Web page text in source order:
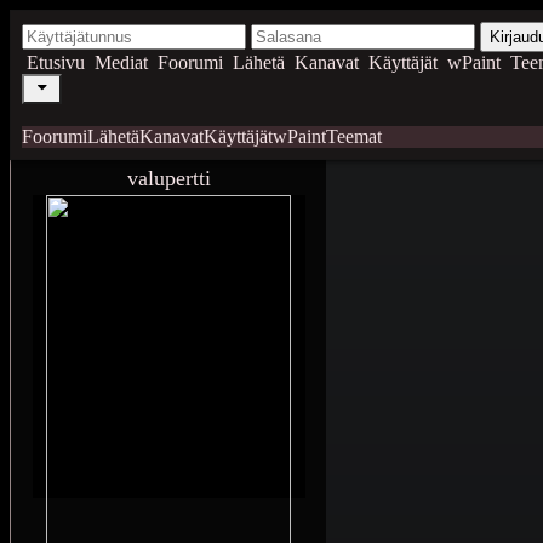
Etusivu Mediat Foorumi Lähetä Kanavat Käyttäjät wPaint
FoorumiLähetäKanavatKäyttäjätwPaintTeemat
valupertti